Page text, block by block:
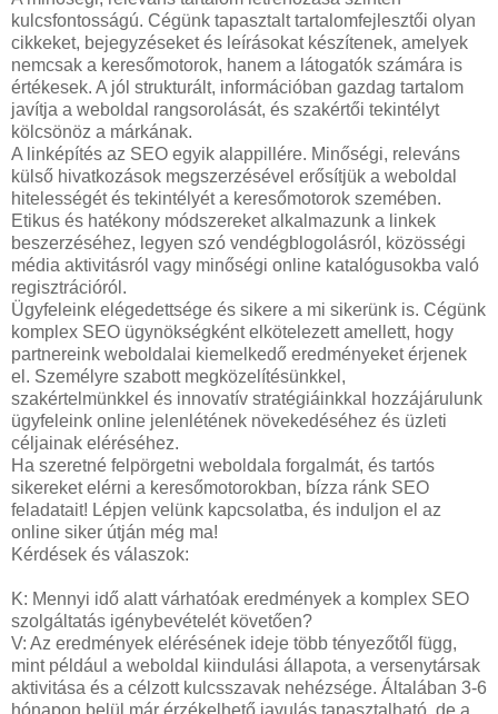
kulcsfontosságú. Cégünk tapasztalt tartalomfejlesztői olyan
cikkeket, bejegyzéseket és leírásokat készítenek, amelyek
nemcsak a keresőmotorok, hanem a látogatók számára is
értékesek. A jól strukturált, információban gazdag tartalom
javítja a weboldal rangsorolását, és szakértői tekintélyt
kölcsönöz a márkának.
A linképítés az SEO egyik alappillére. Minőségi, releváns
külső hivatkozások megszerzésével erősítjük a weboldal
hitelességét és tekintélyét a keresőmotorok szemében.
Etikus és hatékony módszereket alkalmazunk a linkek
beszerzéséhez, legyen szó vendégblogolásról, közösségi
média aktivitásról vagy minőségi online katalógusokba való
regisztrációról.
Ügyfeleink elégedettsége és sikere a mi sikerünk is. Cégünk
komplex SEO ügynökségként elkötelezett amellett, hogy
partnereink weboldalai kiemelkedő eredményeket érjenek
el. Személyre szabott megközelítésünkkel,
szakértelmünkkel és innovatív stratégiáinkkal hozzájárulunk
ügyfeleink online jelenlétének növekedéséhez és üzleti
céljainak eléréséhez.
Ha szeretné felpörgetni weboldala forgalmát, és tartós
sikereket elérni a keresőmotorokban, bízza ránk SEO
feladatait! Lépjen velünk kapcsolatba, és induljon el az
online siker útján még ma!
Kérdések és válaszok:
K: Mennyi idő alatt várhatóak eredmények a komplex SEO
szolgáltatás igénybevételét követően?
V: Az eredmények elérésének ideje több tényezőtől függ,
mint például a weboldal kiindulási állapota, a versenytársak
aktivitása és a célzott kulcsszavak nehézsége. Általában 3-6
hónapon belül már érzékelhető javulás tapasztalható, de a